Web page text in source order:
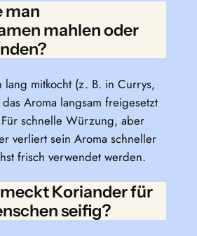
man
mahlen oder
lang mitkocht (z. B. in Currys,
Aroma langsam freigesetzt
schnelle Würzung, aber
verliert sein Aroma schneller
frisch verwendet werden.
Koriander für
seifig?